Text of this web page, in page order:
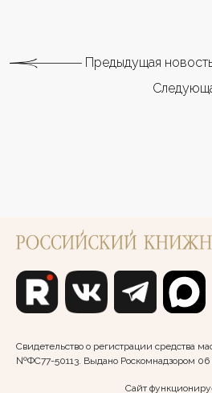
Предыдущая
Свидетельство о регистрации средства
№ФС77-50113. Выдано Роскомнадзором 06
Сайт